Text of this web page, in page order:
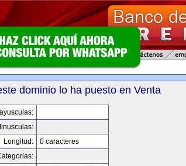
dominio lo ha puesto en Venta
Longitud:
0 caracteres